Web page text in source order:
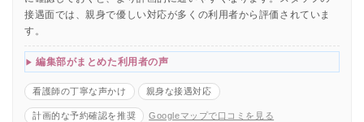
接遇面では、親身で優しい対応が多くの利用者から評価されていま
す。
編集部がまとめた利用者の声
看護師の丁寧な声かけ 親身な接遇対応
計画的な予約確認を推奨 Googleマップで口コミを見る